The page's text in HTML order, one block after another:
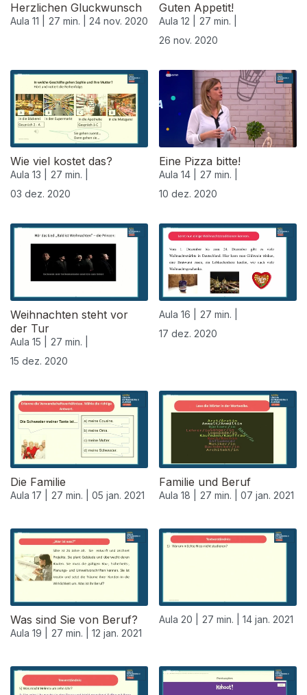
Herzlichen Gluckwunsch
Aula 11 | 27 min. | 24 nov. 2020
Guten Appetit!
Aula 12 |
27 min. |
26 nov. 2020
Wie viel kostet das?
Aula 13 |
27 min. |
03 dez. 2020
Eine Pizza bitte!
Aula 14 |
27 min. |
10 dez. 2020
Weihnachten steht vor
der Tur
Aula 15 |
27 min. |
15 dez. 2020
Aula 16 |
27 min. |
17 dez. 2020
Die Familie
Aula 17 | 27 min. | 05 jan. 2021
Familie und Beruf
Aula 18 | 27 min. | 07 jan. 2021
Was sind Sie von Beruf?
Aula 19 | 27 min. | 12 jan. 2021
Aula 20 | 27 min. | 14 jan. 2021